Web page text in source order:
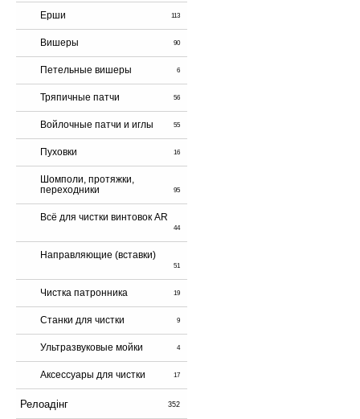
Ерши 113
Вишеры 90
Петельные вишеры 6
Тряпичные патчи 56
Войлочные патчи и иглы 55
Пуховки 16
Шомполи, протяжки,
переходники
95
Всё для чистки винтовок AR
44
Направляющие (вставки)
51
Чистка патронника 19
Станки для чистки 9
Ультразвуковые мойки 4
Аксессуары для чистки 17
Релоадінг 352